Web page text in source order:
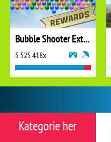
Kategorie her
Bubble Shooter Extreme
5 525 418x